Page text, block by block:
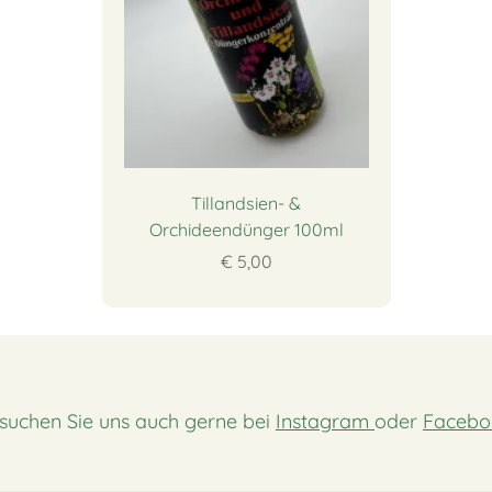
Tillandsien- &
Orchideendünger 100ml
€ 5,00
Sie uns auch gerne bei Instagram oder